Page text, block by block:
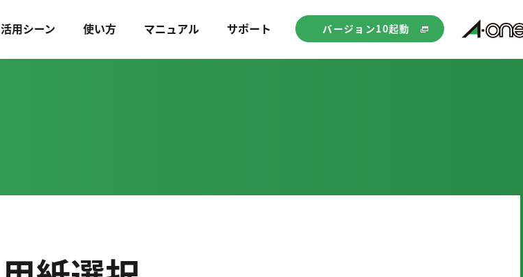
活用シーン 使い方 マニュアル サポート バージョン10起動